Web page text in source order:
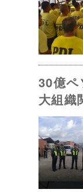
30億
大組織